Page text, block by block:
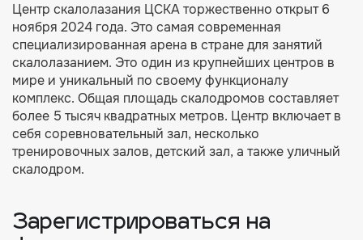
Центр скалолазания ЦСКА торжественно открыт 6
ноября 2024 года. Это самая современная
специализированная арена в стране для занятий
скалолазанием. Это один из крупнейших центров в
мире и уникальный по своему функционалу
комплекс. Общая площадь скалодромов составляет
более 5 тысяч квадратных метров. Центр включает в
себя соревновательный зал, несколько
тренировочных залов, детский зал, а также уличный
скалодром.
Зарегистрироваться на